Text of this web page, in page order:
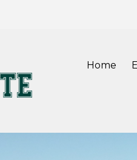
Home